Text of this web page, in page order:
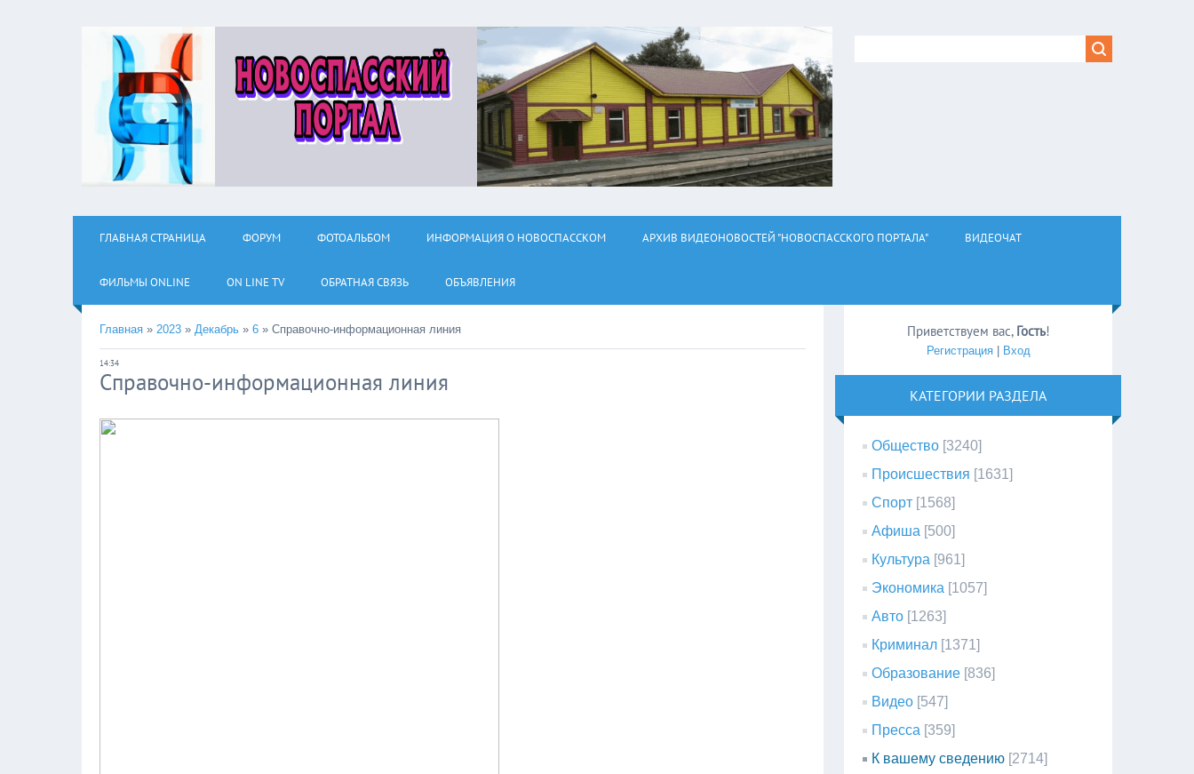
ГЛАВНАЯ СТРАНИЦА ФОРУМ ФОТОАЛЬБОМ ИНФОРМАЦИЯ О НОВОСПАССКОМ АРХИВ ВИДЕОНОВОСТЕЙ "НОВОСПАССКОГО ПОРТАЛА" ВИДЕОЧАТ
ФИЛЬМЫ ОNLINE ON LINE TV ОБРАТНАЯ СВЯЗЬ ОБЪЯВЛЕНИЯ
Главная » 2023 » Декабрь » 6 » Справочно-информационная линия
14:34
Справочно-информационная линия
Приветствуем вас, Гость!
Регистрация| Вход
КАТЕГОРИИ РАЗДЕЛА
Общество [3240]
Происшествия [1631]
Спорт [1568]
Афиша [500]
Культура [961]
Экономика [1057]
Авто [1263]
Криминал [1371]
Образование [836]
Видео [547]
Пресса [359]
К вашему сведению [2714]